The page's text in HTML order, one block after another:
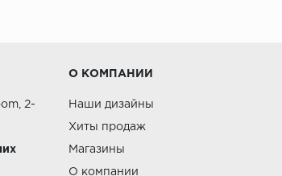
2-
О КОМПАНИИ
Наши дизайны
Хиты продаж
Магазины
О компании